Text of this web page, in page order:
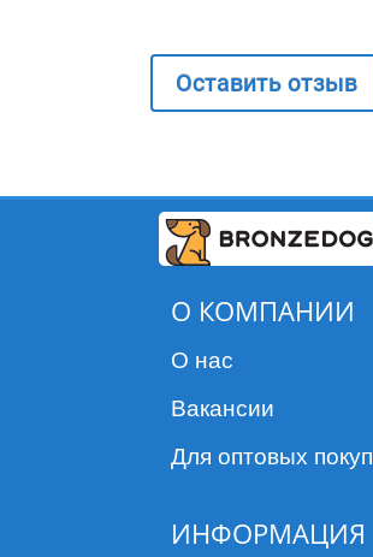
Оставить отзыв
О КОМПАНИИ
О нас
Вакансии
Для оптовых
ИНФОРМАЦИЯ